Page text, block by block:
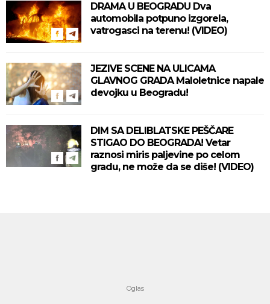
DRAMA U BEOGRADU Dva
automobila potpuno izgorela,
vatrogasci na terenu! (VIDEO)
JEZIVE SCENE NA ULICAMA
GLAVNOG GRADA Maloletnice napale
devojku u Beogradu!
DIM SA DELIBLATSKE PEŠČARE
STIGAO DO BEOGRADA! Vetar
raznosi miris paljevine po celom
gradu, ne može da se diše! (VIDEO)